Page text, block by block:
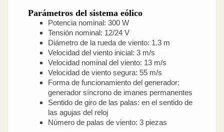
Parámetros del sistema eólico
Potencia nominal: 300 W
Tensión nominal: 12/24 V
Diámetro de la rueda de viento: 1.3 m
Velocidad del viento inicial: 3 m/s
Velocidad nominal del viento: 13 m/s
Velocidad de viento segura: 55 m/s
Forma de funcionamiento del generador:
generador síncrono de imanes permanentes
Sentido de giro de las palas: en el sentido de
las agujas del reloj
Número de palas de viento: 3 piezas